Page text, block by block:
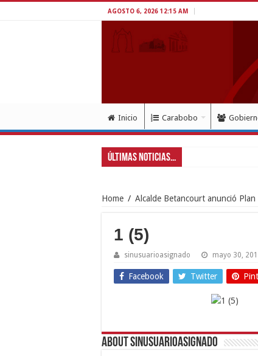
AGOSTO 6, 2026 12:15 AM
Inicio Carabobo
Últimas Noticias...
Home / Alcalde Betancourt anunció Plan
1 (5)
sinusuarioasignado mayo 30,
Facebook Twitter
About sinusuarioasignado